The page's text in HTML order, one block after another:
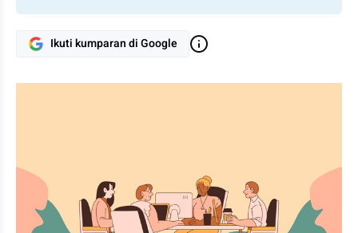
Ikuti kumparan di Google